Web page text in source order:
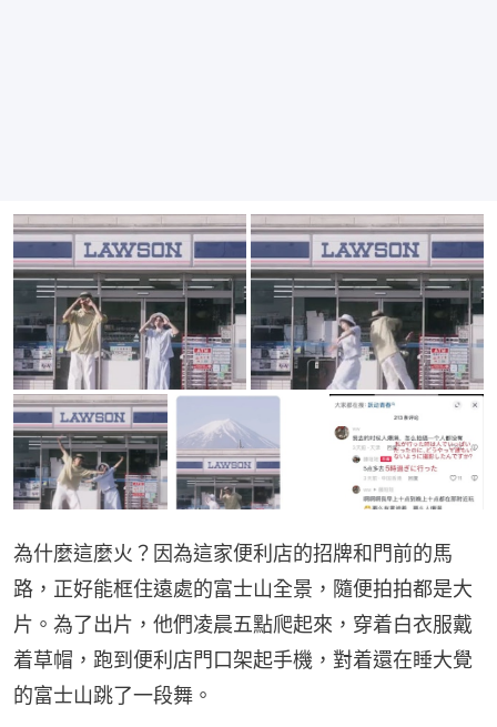
為什麼這麼火？因為這家便利店的招牌和門前的馬
路，正好能框住遠處的富士山全景，隨便拍拍都是大
片。為了出片，他們凌晨五點爬起來，穿着白衣服戴
着草帽，跑到便利店門口架起手機，對着還在睡大覺
的富士山跳了一段舞。